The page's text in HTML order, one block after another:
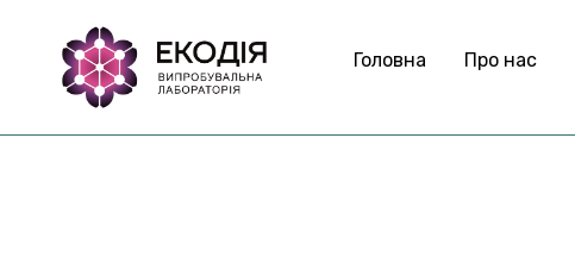
Головна Про нас